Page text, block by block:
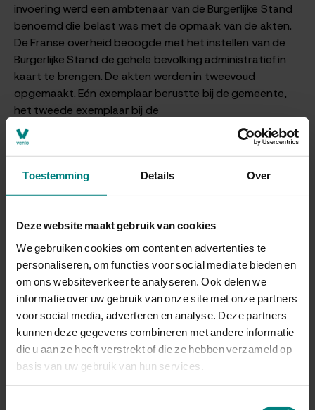
Toestemming Details Over
Deze website maakt gebruik van cookies
We gebruiken cookies om content en advertenties te
personaliseren, om functies voor social media te bieden en
om ons websiteverkeer te analyseren. Ook delen we
informatie over uw gebruik van onze site met onze partners
voor social media, adverteren en analyse. Deze partners
kunnen deze gegevens combineren met andere informatie
die u aan ze heeft verstrekt of die ze hebben verzameld op
basis van uw gebruik van hun services.
invoering werd een ambtenaar van de Burgerlijke Stand
benoemd die belast was met de opmaak van de akten.
De Franse overheid beoogde met het instellen van de
Burgerlijke Stand de gehele bevolking administratief in
kaart te brengen. De akten werden in tweevoud
opgemaakt. Eén exemplaar berustte bij de gemeente,
het tweede exemplaar bij de
Arrondissementsrechtbank en na verloop van tijd bij het
Regionaal Historisch Centrum Limburg te Maastricht
(voorheen Rijksarchief). De akten van de Burgerlijke
Stand zijn een interessante bron voor genealogisch
onderzoek.
Bij de overbrenging van akten naar het depot van het
acht genomen. Voor de geboorteakten geldt een
overbrengingstermijn van 100 jaar, voor huwelijksakten
75 jaar en voor overlijdensakten 50 jaar.
Geboorten
Doorzoek de database met de geboorten in de
burgerlijke stand van Arcen en Velden, Belfeld, Tegelen
en Venlo.